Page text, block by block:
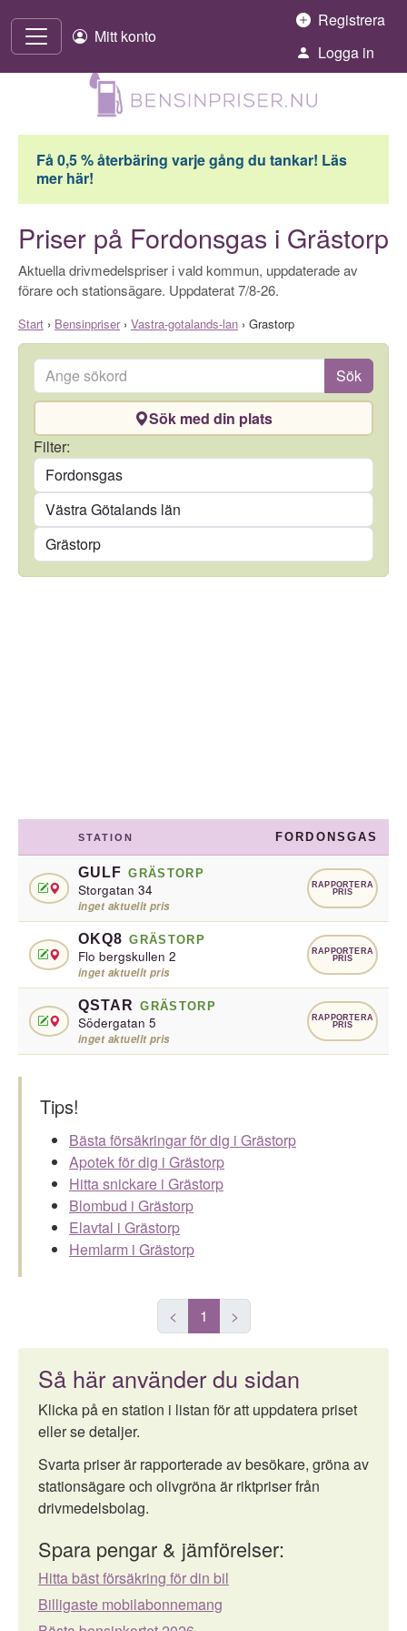
Mitt konto
Registrera
Logga in
Få 0,5 % återbäring varje gång du tankar! Läs
mer här!
Priser på Fordonsgas i Grästorp
Aktuella drivmedelspriser i vald kommun, uppdaterade av
förare och stationsägare. Uppdaterat 7/8-26.
Start › Bensinpriser› Vastra-gotalands-lan › Grastorp
Ange sökord Sök
Sök med din plats
Filter:
Län
Kommun
STATION FORDONSGAS
GULF GRÄSTORP
Storgatan 34
inget aktuellt pris
RAPPORTERA
PRIS
OKQ8 GRÄSTORP
Flo bergskullen 2
inget aktuellt pris
RAPPORTERA
PRIS
QSTAR GRÄSTORP
Södergatan 5
inget aktuellt pris
RAPPORTERA
PRIS
Tips!
Bästa försäkringar för dig i Grästorp
Apotek för dig i Grästorp
Hitta snickare i Grästorp
Blombud i Grästorp
Elavtal i Grästorp
Hemlarm i Grästorp
< 1 >
Så här använder du sidan
Klicka på en station i listan för att uppdatera priset
eller se detaljer.
Svarta priser är rapporterade av besökare, gröna av
stationsägare och olivgröna är riktpriser från
drivmedelsbolag.
Spara pengar & jämförelser:
Hitta bäst försäkring för din bil
Billigaste mobilabonnemang